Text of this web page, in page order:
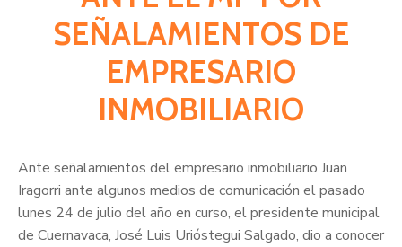
SEÑALAMIENTOS DE
EMPRESARIO
INMOBILIARIO
Ante señalamientos del empresario inmobiliario Juan
Iragorri ante algunos medios de comunicación el pasado
lunes 24 de julio del año en curso, el presidente municipal
de Cuernavaca, José Luis Urióstegui Salgado, dio a conocer